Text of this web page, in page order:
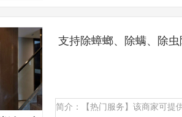
支持除蟑螂、除螨、除
简介：【热门服务】该商家可提